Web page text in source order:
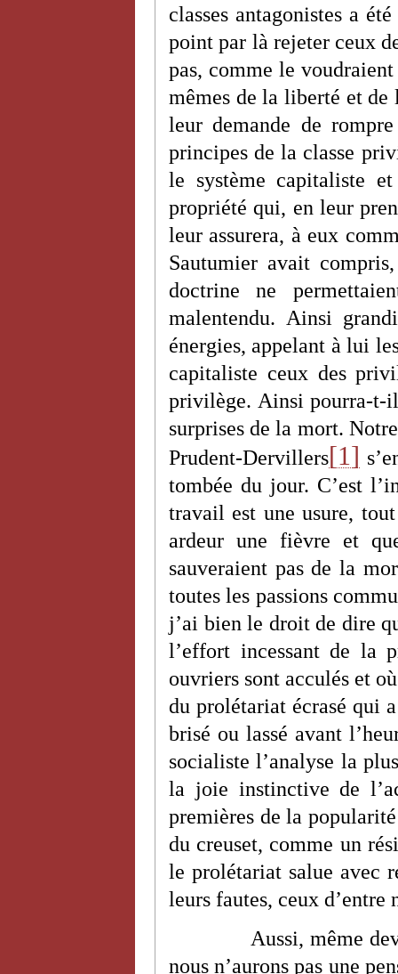
classes antagonistes a
point par là rejeter ceux
pas, comme le
mêmes de la liberté et
leur demande de
principes de la classe
le système capitaliste
propriété qui, en leur
leur assurera, à eux
Sautumier avait
doctrine ne
malentendu. Ainsi
énergies, appelant à lui
capitaliste ceux des
privilège. Ainsi pourra-t-il
surprises de la mort.
Prudent-Dervillers[1]
tombée du jour. C’est
travail est une usure,
ardeur une fièvre et
sauveraient pas de la
toutes les passions
j’ai bien le droit de dire
l’effort incessant de la
ouvriers sont acculés et
du prolétariat écrasé qui
brisé ou lassé avant
socialiste l’analyse la
la joie instinctive de
premières de la
du creuset, comme un
le prolétariat salue avec
leurs fautes, ceux d’entre
Aussi, même
nous n’aurons pas une